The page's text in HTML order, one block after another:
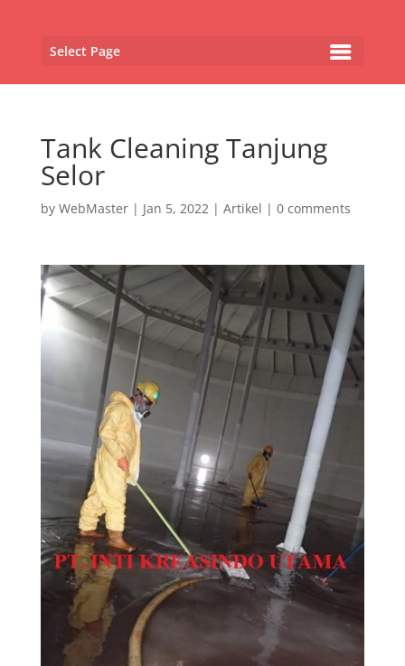
Select Page
Tank Cleaning Tanjung
Selor
by WebMaster| Jan 5, 2022| Artikel | 0 comments